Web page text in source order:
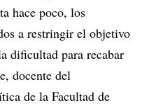
hace poco, los
a restringir el objetivo
dificultad para recabar
docente del
de la Facultad de